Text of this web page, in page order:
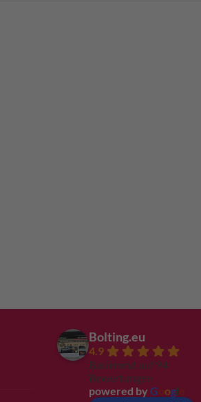
Bolting.eu
4.9
Basierend auf 94
Bewertungen
powered by G ogl